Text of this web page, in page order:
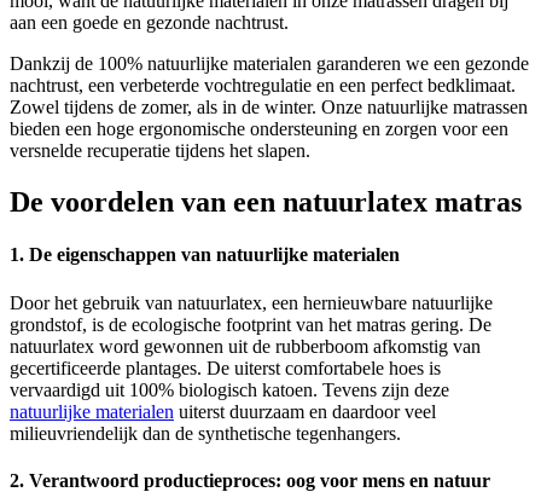
aan een goede en gezonde nachtrust.
Dankzij de 100% natuurlijke materialen garanderen we een gezonde
nachtrust, een verbeterde vochtregulatie en een perfect bedklimaat.
Zowel tijdens de zomer, als in de winter. Onze natuurlijke matrassen
bieden een hoge ergonomische ondersteuning en zorgen voor een
versnelde recuperatie tijdens het slapen.
De voordelen van een natuurlatex matras
1. De eigenschappen van natuurlijke materialen
Door het gebruik van natuurlatex, een hernieuwbare natuurlijke
grondstof, is de ecologische footprint van het matras gering. De
natuurlatex word gewonnen uit de rubberboom afkomstig van
gecertificeerde plantages. De uiterst comfortabele hoes is
vervaardigd uit 100% biologisch katoen. Tevens zijn deze
natuurlijke materialen uiterst duurzaam en daardoor veel
milieuvriendelijk dan de synthetische tegenhangers.
2. Verantwoord productieproces: oog voor mens en natuur